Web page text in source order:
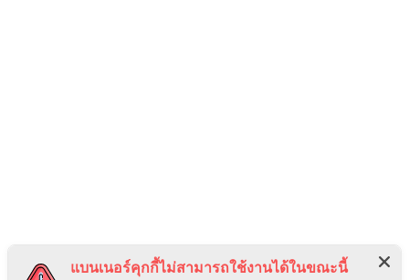
แบนเนอร์คุกกี้ไม่สามารถใช้งานได้ในขณะนี้